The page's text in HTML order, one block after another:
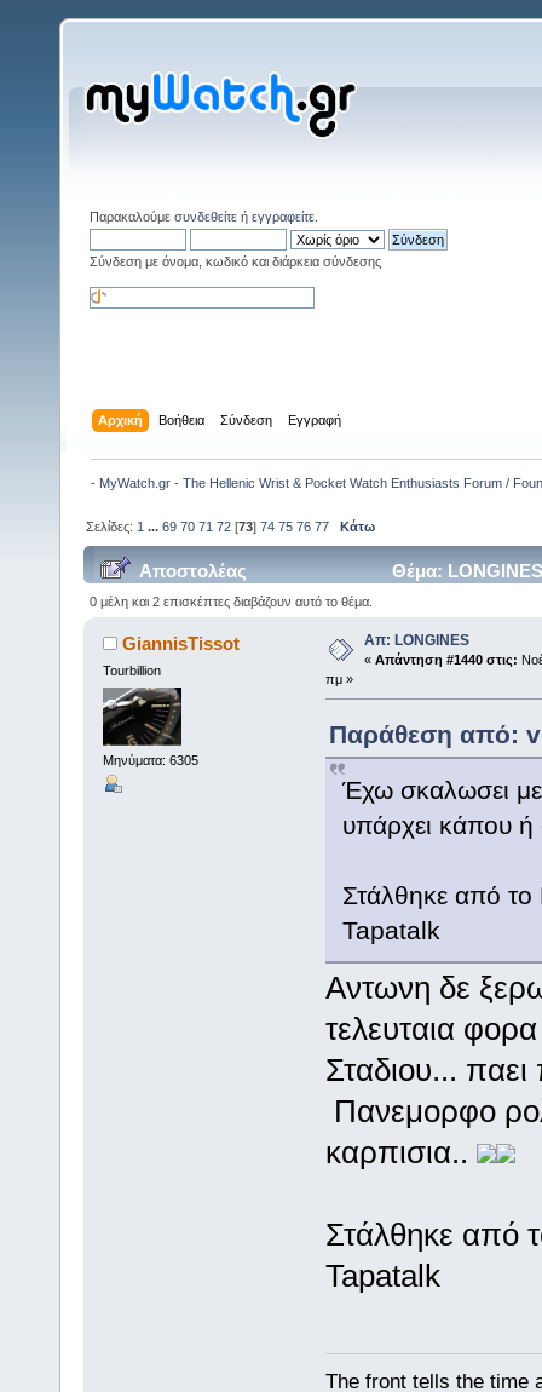
Παρακαλούμε συνδεθείτε ή εγγραφείτε
Σύνδεση με όνομα, κωδικό και διάρκεια σύνδεσης
Αρχική Βοήθεια Σύνδεση Εγγραφή
- MyWatch.gr - The Hellenic Wrist & Pocket Watch Enthusiasts Forum /
Σελίδες: 1 ...69 70 71 72 [73]74 75 76 77 Κάτω
Αποστολέας Θέμα:
0 μέλη και 2 επισκέπτες διαβάζουν αυτό το θέμα.
GiannisTissot
Tourbillion
Μηνύματα: 6305
Απ: LONGINES
« Απάντηση #1440 στις:
πμ »
Παράθεση από:
Έχω σκαλωσει
υπάρχει κάπου ή
Στάλθηκε από
Tapatalk
Αντωνη δε
τελευταια
Σταδιου...
Πανεμορφο
καρπισια..
Στάλθηκε από
Tapatalk
The front tells the time